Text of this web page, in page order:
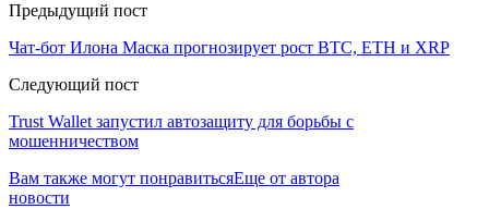
Предыдущий пост
Чат-бот Илона Маска прогнозирует рост BTC, ETH и XRP
Следующий пост
Trust Wallet запустил автозащиту для борьбы с
мошенничеством
Вам также могут понравитьсяЕще от автора
новости